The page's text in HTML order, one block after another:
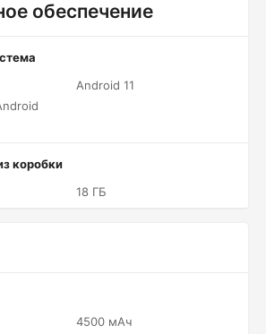
обеспечение
Android 11
коробки
18 ГБ
4500 мАч